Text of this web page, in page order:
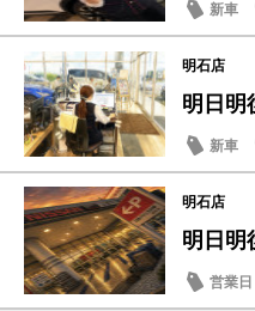
新車
明石店
明日明
新車
明石店
明日明
営業日